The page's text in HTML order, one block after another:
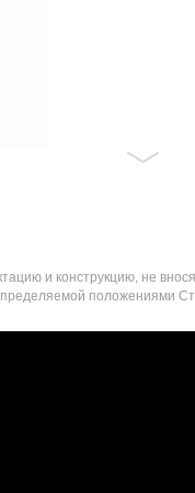
и конструкцию, не
положениями